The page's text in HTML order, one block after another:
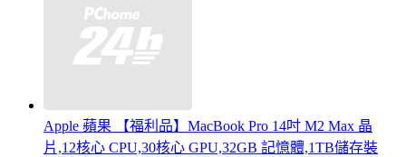
Apple 蘋果 【福利品】MacBook Pro 14吋 M2 Max 晶
片,12核心 CPU,30核心 GPU,32GB 記憶體,1TB儲存裝